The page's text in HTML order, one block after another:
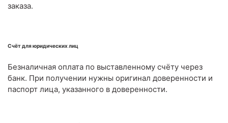
заказа.
Счёт для юридических лиц
Безналичная оплата по выставленному счёту через
банк. При получении нужны оригинал доверенности и
паспорт лица, указанного в доверенности.